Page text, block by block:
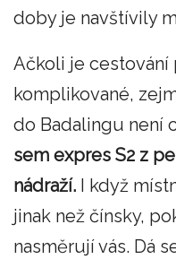
doby je navštívily
Ačkoli je cestování
komplikované,
do Badalingu není
sem expres S2 z
nádraží. I když
jinak než čínsky,
nasměrují vás. Dá